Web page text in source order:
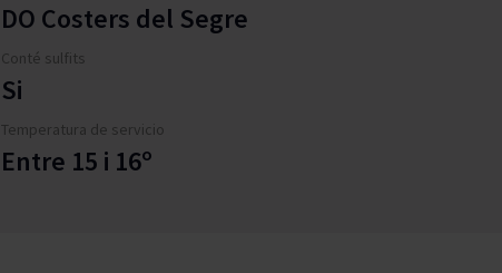
DO Costers del Segre
Conté sulfits
Si
Temperatura de servicio
Entre 15 i 16º